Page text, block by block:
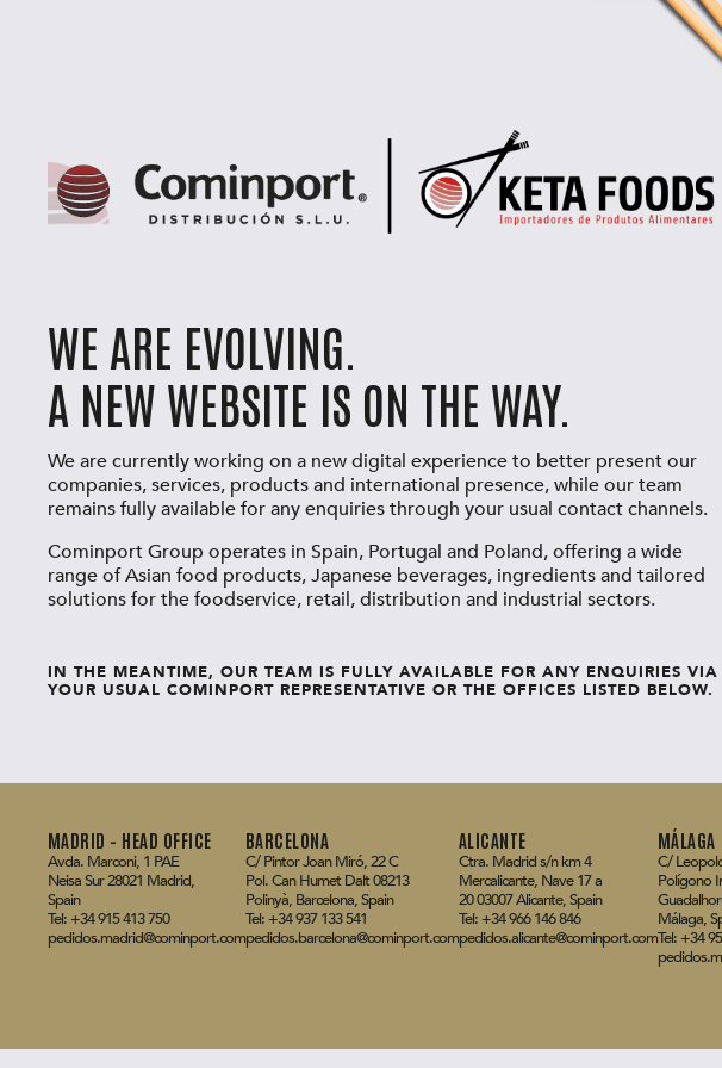
WE ARE EVOLVING.
A NEW WEBSITE IS ON THE WAY.
We are currently working on a new digital experience to better present our
companies, services, products and international presence, while our team
remains fully available for any enquiries through your usual contact channels.
Cominport Group operates in Spain, Portugal and Poland, offering a wide
range of Asian food products, Japanese beverages, ingredients and tailored
solutions for the foodservice, retail, distribution and industrial sectors.
IN THE MEANTIME, OUR TEAM IS FULLY AVAILABLE FOR ANY ENQUIRIES VIA
YOUR USUAL COMINPORT REPRESENTATIVE OR THE OFFICES LISTED BELOW.
MADRID – HEAD OFFICE
Avda. Marconi, 1 PAE
Neisa Sur 28021 Madrid,
Spain
Tel: +34 915 413 750
pedidos.madrid@cominport.com
BARCELONA
C/ Pintor Joan Miró, 22 C
Pol. Can Humet Dalt 08213
Polinyà, Barcelona, Spain
Tel: +34 937 133 541
pedidos.barcelona@cominport.com
ALICANTE
Ctra. Madrid s/n km 4
Mercalicante, Nave 17 a
20 03007 Alicante, Spain
Tel: +34 966 146 846
pedidos.alicante@cominport.com
MÁLAGA
C/
Polígono
Málaga,
Tel: +34